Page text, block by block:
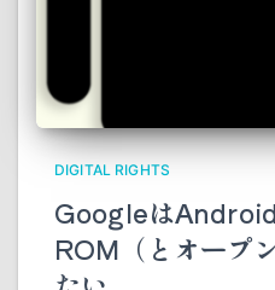
DIGITAL RIGHTS
Googleは
ROM（とオープ